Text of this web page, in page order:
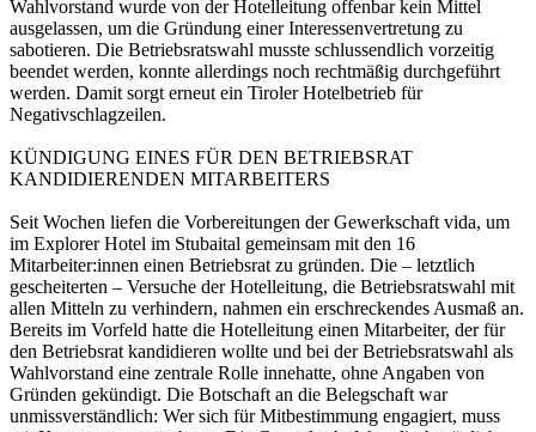
Wahlvorstand wurde von der Hotelleitung offenbar kein Mittel
ausgelassen, um die Gründung einer Interessenvertretung zu
sabotieren. Die Betriebsratswahl musste schlussendlich vorzeitig
beendet werden, konnte allerdings noch rechtmäßig durchgeführt
werden. Damit sorgt erneut ein Tiroler Hotelbetrieb für
Negativschlagzeilen.
KÜNDIGUNG EINES FÜR DEN BETRIEBSRAT
KANDIDIERENDEN MITARBEITERS
Seit Wochen liefen die Vorbereitungen der Gewerkschaft vida, um
im Explorer Hotel im Stubaital gemeinsam mit den 16
Mitarbeiter:innen einen Betriebsrat zu gründen. Die – letztlich
gescheiterten – Versuche der Hotelleitung, die Betriebsratswahl mit
allen Mitteln zu verhindern, nahmen ein erschreckendes Ausmaß an.
Bereits im Vorfeld hatte die Hotelleitung einen Mitarbeiter, der für
den Betriebsrat kandidieren wollte und bei der Betriebsratswahl als
Wahlvorstand eine zentrale Rolle innehatte, ohne Angaben von
Gründen gekündigt. Die Botschaft an die Belegschaft war
unmissverständlich: Wer sich für Mitbestimmung engagiert, muss